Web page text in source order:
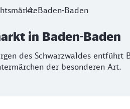
in Baden-Baden
Baden-Baden
in Baden-Baden
des Schwarzwaldes
der besonderen Art.